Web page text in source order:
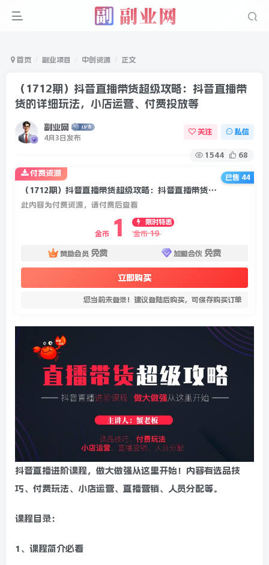
首页 副业项目 中创资源 正文
（1712期）抖音直播带货超级攻略：抖音直播带
货的详细玩法，小店运营、付费投放等
副业网
4月3日发布
关注 私信
1544 68
（1712期）抖音直播带货超级攻略：抖音直播带货的详细玩法，小店运营、付费投放等
此内容为付费资源，请付费后查看
金币 1
限时特惠
金币 19
赞助会员 免费 加盟合伙 免费
立即购买
您当前未登录！建议登陆后购买，可保存购买订单
付费资源
已售 44
抖音直播进阶课程，做大做强从这里开始！内容有选品技
巧、付费玩法、小店运营、直播营销、人员分配等。
课程目录：
1、课程简介必看